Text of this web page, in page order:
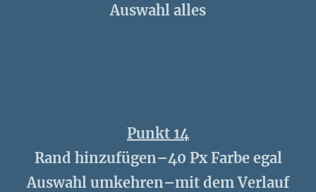
Auswahl alles
Punkt 14
Rand hinzufügen–40 Px Farbe egal
Auswahl umkehren–mit dem Verlauf